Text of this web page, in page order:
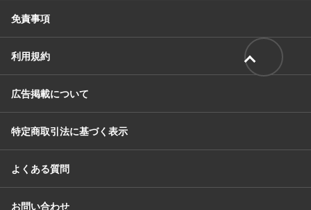
免責事項
利用規約
広告掲載について
特定商取引法に基づく表示
よくある質問
お問い合わせ